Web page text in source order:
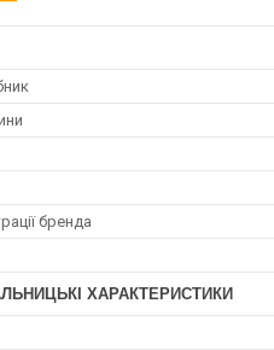
бренда
ХАРАКТЕРИСТИКИ